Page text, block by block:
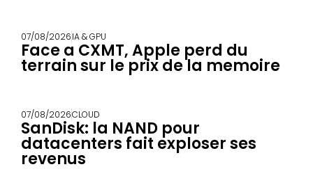
07/08/2026IA & GPU
Face a CXMT, Apple perd du
terrain sur le prix de la memoire
07/08/2026CLOUD
SanDisk: la NAND pour
datacenters fait exploser ses
revenus